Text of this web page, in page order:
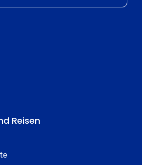
Reisen